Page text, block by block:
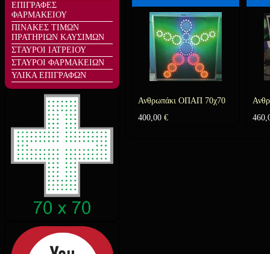
ΕΠΙΓΡΑΦΕΣ
ΦΑΡΜΑΚΕΙΟΥ
ΠΙΝΑΚΕΣ ΤΙΜΩΝ
ΠΡΑΤΗΡΙΩΝ ΚΑΥΣΙΜΩΝ
ΣΤΑΥΡΟΙ ΙΑΤΡΕΙΟΥ
ΣΤΑΥΡΟΙ ΦΑΡΜΑΚΕΙΩΝ
ΥΛΙΚΑ ΕΠΙΓΡΑΦΩΝ
Ανθρωπάκι ΟΠΑΠ 70χ70
400,00 €